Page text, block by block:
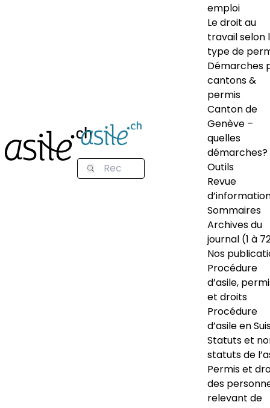
emploi
Le droit au
travail selon
type de
Démarches
cantons &
permis
Canton de
Genève –
quelles
démarches?
Outils
Revue
Sommaires
Archives du
journal (1 à
Nos
Procédure
d’asile,
et droits
Procédure
d’asile en
Statuts et
statuts de
Permis et
des
relevant de